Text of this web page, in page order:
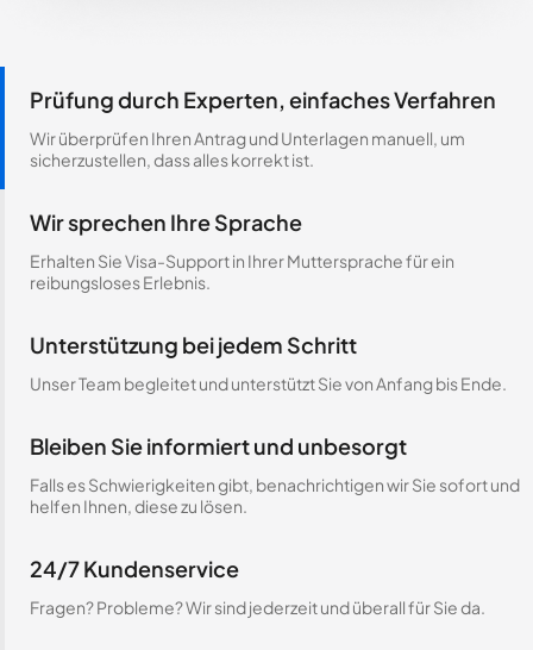
Prüfung durch Experten, einfaches Verfahren
Wir überprüfen Ihren Antrag und Unterlagen manuell, um
sicherzustellen, dass alles korrekt ist.
Wir sprechen Ihre Sprache
Erhalten Sie Visa-Support in Ihrer Muttersprache für ein
reibungsloses Erlebnis.
Unterstützung bei jedem Schritt
Unser Team begleitet und unterstützt Sie von Anfang bis Ende.
Bleiben Sie informiert und unbesorgt
Falls es Schwierigkeiten gibt, benachrichtigen wir Sie sofort und
helfen Ihnen, diese zu lösen.
24/7 Kundenservice
Fragen? Probleme? Wir sind jederzeit und überall für Sie da.